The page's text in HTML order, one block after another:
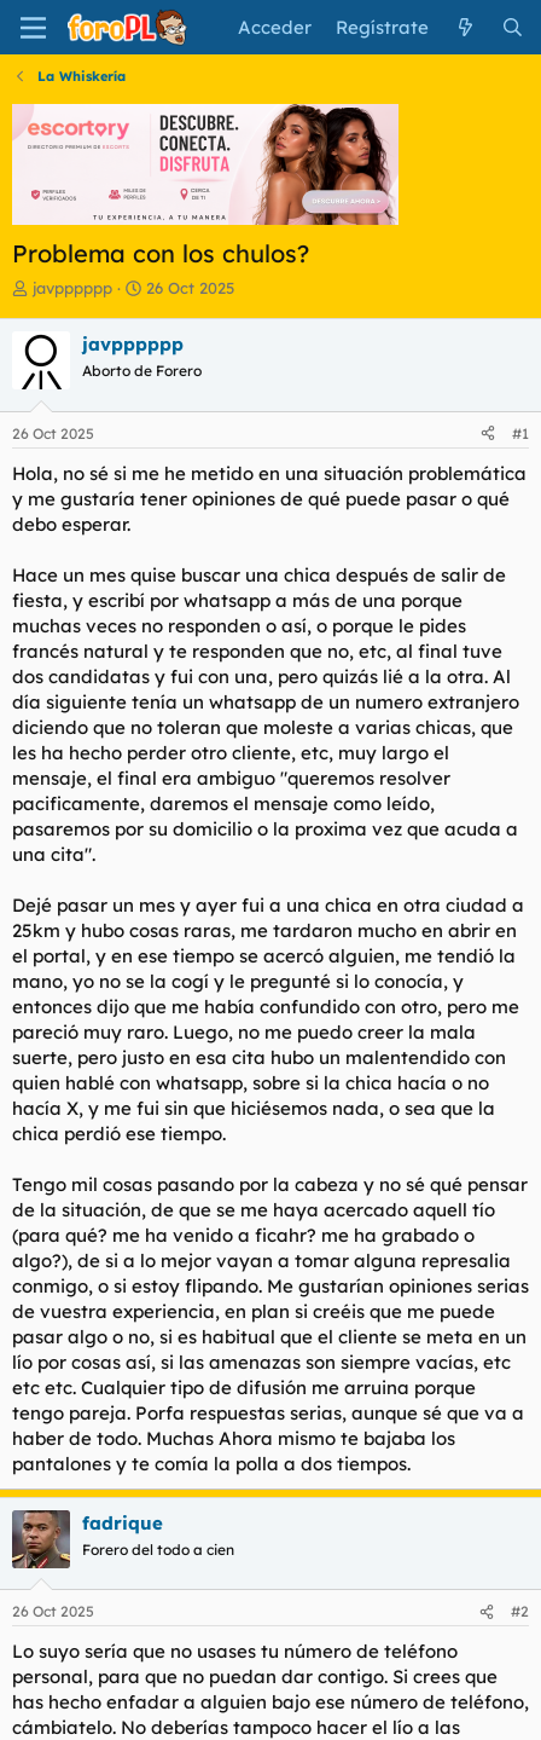
Acceder Regístrate
La Whiskería
Problema con los chulos?
I
i
a
d
o
d
e
l
e
a
javpppppp
F
h
a
e
i
c
26 Oct 2025
javpppppp
Aborto de Forero
26 Oct 2025 #1
Hola, no sé si me he metido en una situación problemática
y me gustaría tener opiniones de qué puede pasar o qué
debo esperar.
Hace un mes quise buscar una chica después de salir de
fiesta, y escribí por whatsapp a más de una porque
muchas veces no responden o así, o porque le pides
francés natural y te responden que no, etc, al final tuve
dos candidatas y fui con una, pero quizás lié a la otra. Al
día siguiente tenía un whatsapp de un numero extranjero
diciendo que no toleran que moleste a varias chicas, que
les ha hecho perder otro cliente, etc, muy largo el
mensaje, el final era ambiguo "queremos resolver
pacificamente, daremos el mensaje como leído,
pasaremos por su domicilio o la proxima vez que acuda a
una cita".
Dejé pasar un mes y ayer fui a una chica en otra ciudad a
25km y hubo cosas raras, me tardaron mucho en abrir en
el portal, y en ese tiempo se acercó alguien, me tendió la
mano, yo no se la cogí y le pregunté si lo conocía, y
entonces dijo que me había confundido con otro, pero me
pareció muy raro. Luego, no me puedo creer la mala
suerte, pero justo en esa cita hubo un malentendido con
quien hablé con whatsapp, sobre si la chica hacía o no
hacía X, y me fui sin que hiciésemos nada, o sea que la
chica perdió ese tiempo.
Tengo mil cosas pasando por la cabeza y no sé qué pensar
de la situación, de que se me haya acercado aquell tío
(para qué? me ha venido a ficahr? me ha grabado o
algo?), de si a lo mejor vayan a tomar alguna represalia
conmigo, o si estoy flipando. Me gustarían opiniones serias
de vuestra experiencia, en plan si creéis que me puede
pasar algo o no, si es habitual que el cliente se meta en un
lío por cosas así, si las amenazas son siempre vacías, etc
etc etc. Cualquier tipo de difusión me arruina porque
tengo pareja. Porfa respuestas serias, aunque sé que va a
haber de todo. Muchas Ahora mismo te bajaba los
pantalones y te comía la polla a dos tiempos.
fadrique
Forero del todo a cien
26 Oct 2025 #2
Lo suyo sería que no usases tu número de teléfono
personal, para que no puedan dar contigo. Si crees que
has hecho enfadar a alguien bajo ese número de teléfono,
cámbiatelo. No deberías tampoco hacer el lío a las